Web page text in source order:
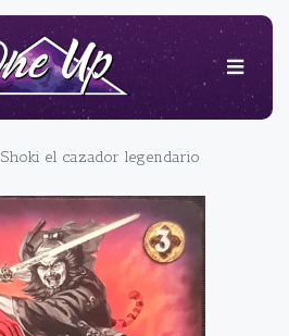
Shoki el cazador legendario